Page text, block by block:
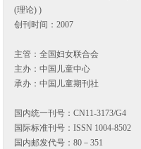
(理论) )
创刊时间：2007
主管：全国妇女联合会
主办：中国儿童中心
承办：中国儿童期刊社
国内统一刊号：CN11-3173/G4
国际标准刊号：ISSN 1004-8502
国内邮发代号：80－351